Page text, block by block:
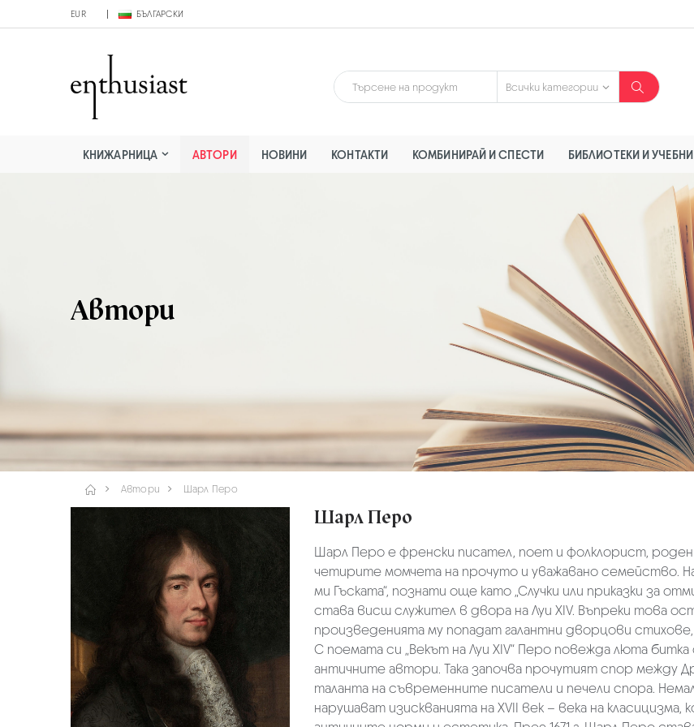
EUR БЪЛГАРСКИ
КНИЖАРНИЦА АВТОРИ НОВИНИ КОНТАКТИ КОМБИНИРАЙ И СПЕСТИ БИБЛИОТЕКИ И
Автори
Автори Шарл Перо
Шарл Перо
Шарл Перо е френски писател, поет и фолклорист, роден
четирите момчета на прочуто и уважавано семейство.
ми Гъската“, познати още като „Случки или приказки за
става висш служител в двора на Луи XIV. Въпреки това
произведенията му попадат галантни дворцови стихове,
С поемата си „Векът на Луи XIV“ Перо повежда люта
античните автори. Така започва прочутият спор
таланта на съвременните писатели и печели спора.
нарушават изискванията на XVII век – века на